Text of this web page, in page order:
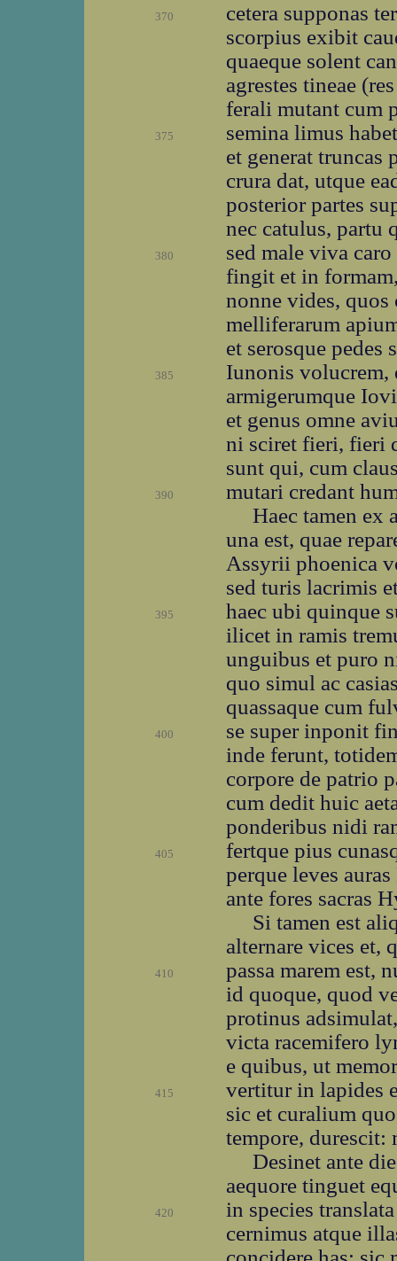
370
cetera supponas
scorpius exibit
quaeque solent
agrestes tineae
ferali mutant cum
375
semina limus
et generat truncas
crura dat, utque
posterior partes
nec catulus, partu
380
sed male viva
fingit et in
nonne vides, quos
melliferarum
et serosque pedes
385
Iunonis volucrem,
armigerumque
et genus omne
ni sciret fieri, fieri
sunt qui, cum
390
mutari credant
Haec tamen ex
una est, quae
Assyrii phoenica
sed turis lacrimis
395
haec ubi quinque
ilicet in ramis
unguibus et puro
quo simul ac
quassaque cum
400
se super inponit
inde ferunt,
corpore de patrio
cum dedit huic
ponderibus nidi
405
fertque pius
perque leves
ante fores sacras
Si tamen est
alternare vices et,
410
passa marem est,
id quoque, quod
protinus
victa racemifero
e quibus, ut
415
vertitur in lapides
sic et curalium
tempore,
Desinet ante
aequore tinguet
420
in species
cernimus atque